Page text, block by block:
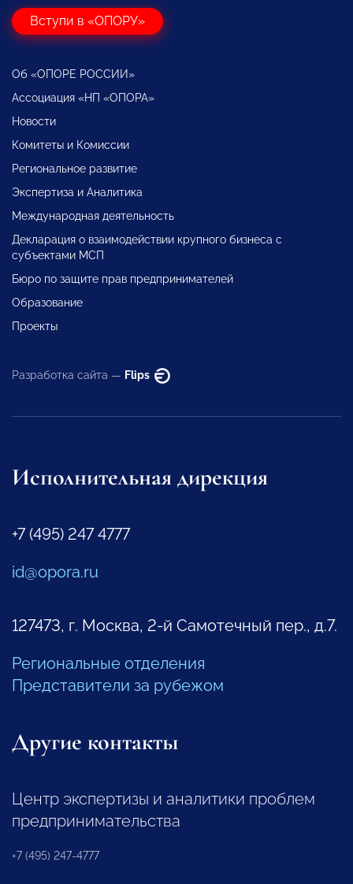
Вступи в «ОПОРУ»
Об «ОПОРЕ РОССИИ»
Ассоциация «НП «ОПОРА»
Новости
Комитеты и Комиссии
Региональное развитие
Экспертиза и Аналитика
Международная деятельность
Декларация о взаимодействии крупного бизнеса с
субъектами МСП
Бюро по защите прав предпринимателей
Образование
Проекты
Разработка сайта — Flips
Исполнительная дирекция
+7 (495) 247 4777
id@opora.ru
127473, г. Москва, 2-й Самотечный пер., д.7.
Региональные отделения
Представители за рубежом
Другие контакты
Центр экспертизы и аналитики проблем
предпринимательства
+7 (495) 247-4777